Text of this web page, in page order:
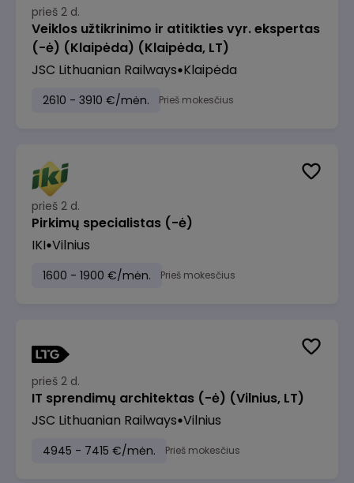
prieš 2 d.
Veiklos užtikrinimo ir atitikties vyr. ekspertas
(-ė) (Klaipėda) (Klaipėda, LT)
JSC Lithuanian Railways Klaipėda
2610 - 3910 €/mėn. Prieš mokesčius
prieš 2 d.
Pirkimų specialistas (-ė)
IKI Vilnius
1600 - 1900 €/mėn. Prieš mokesčius
prieš 2 d.
IT sprendimų architektas (-ė) (Vilnius, LT)
JSC Lithuanian Railways Vilnius
4945 - 7415 €/mėn. Prieš mokesčius